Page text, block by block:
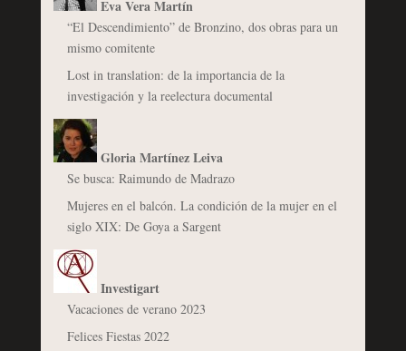
Eva Vera Martín
“El Descendimiento” de Bronzino, dos obras para un
mismo comitente
Lost in translation: de la importancia de la
investigación y la reelectura documental
Gloria Martínez Leiva
Se busca: Raimundo de Madrazo
Mujeres en el balcón. La condición de la mujer en el
siglo XIX: De Goya a Sargent
Investigart
Vacaciones de verano 2023
Felices Fiestas 2022